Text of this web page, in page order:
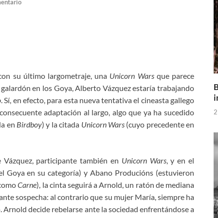
su último largometraje, una Unicorn Warsque parece
en los Goya, Alberto Vázquez estaría trabajando
. Sí, en efecto, para esta nueva tentativa el cineasta gallego
adaptación al largo, algo que ya ha sucedido
en Birdboy) y la citada Unicorn Wars (cuyo precedente en
participante también en Unicorn Wars, y en el
Goya en su categoría) y Abano Producións (estuvieron
Carne), la cinta seguirá a Arnold, un ratón de mediana
sospecha: al contrario que su mujer María, siempre ha
decide rebelarse ante la sociedad enfrentándose a